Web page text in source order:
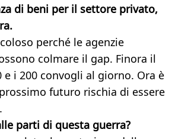
di beni per il settore privato,
perché le agenzie
colmare il gap. Finora il
i 200 convogli al giorno. Ora è
futuro rischia di essere
parti di questa guerra?